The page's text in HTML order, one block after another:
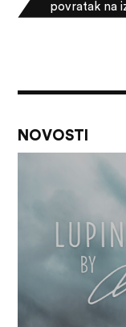
povratak na
NOVOSTI